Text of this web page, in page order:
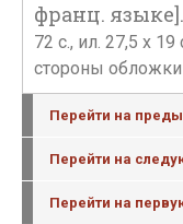
франц.
72 с., ил. 27,5 х
стороны
Перейти на
Перейти на
Перейти на